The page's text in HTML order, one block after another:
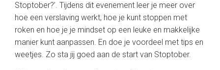
Stoptober?’. Tijdens dit evenement leer je meer over
hoe een verslaving werkt, hoe je kunt stoppen met
roken en hoe je je mindset op een leuke en makkelijke
manier kunt aanpassen. En doe je voordeel met tips en
weetjes. Zo sta jij goed aan de start van Stoptober.